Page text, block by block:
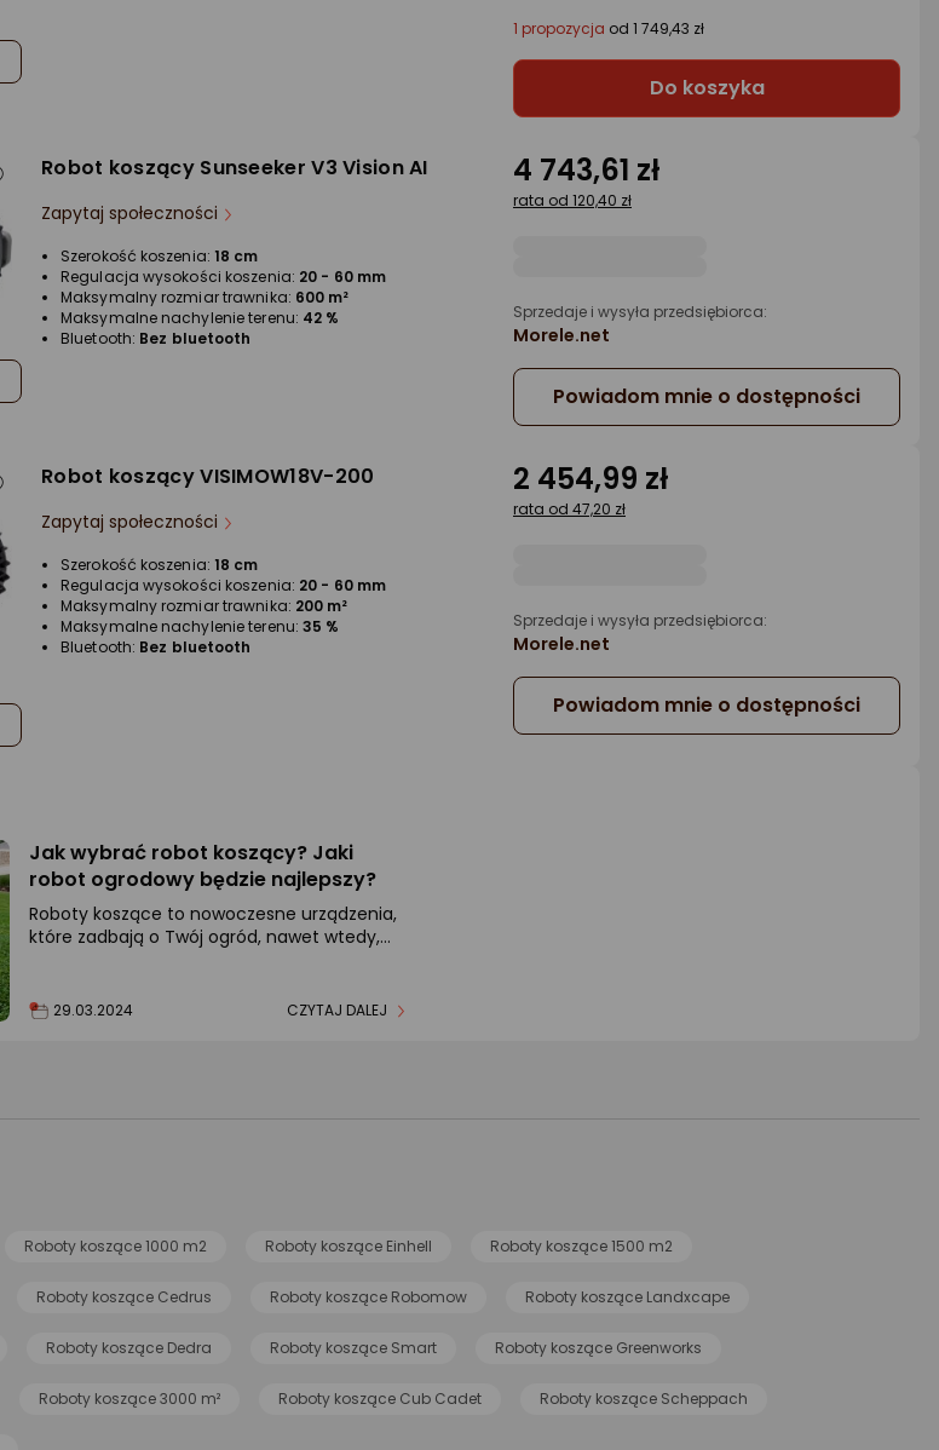
1 propozycja od 1 749,43 zł
Do koszyka
Robot koszący Sunseeker V3 Vision AI
Zapytaj społeczności
Szerokość koszenia: 18 cm
Regulacja wysokości koszenia: 20 - 60 mm
Maksymalny rozmiar trawnika: 600 m²
Maksymalne nachylenie terenu: 42 %
Bluetooth: Bez bluetooth
4 743,61 zł
rata od 120,40 zł
Sprzedaje i wysyła przedsiębiorca:
Morele.net
Powiadom mnie o dostępności
Robot koszący VISIMOW18V-200
Zapytaj społeczności
Szerokość koszenia: 18 cm
Regulacja wysokości koszenia: 20 - 60 mm
Maksymalny rozmiar trawnika: 200 m²
Maksymalne nachylenie terenu: 35 %
Bluetooth: Bez bluetooth
2 454,99 zł
rata od 47,20 zł
Sprzedaje i wysyła przedsiębiorca:
Morele.net
Powiadom mnie o dostępności
Jak wybrać robot koszący? Jaki
robot ogrodowy będzie najlepszy?
Roboty koszące to nowoczesne urządzenia,
które zadbają o Twój ogród, nawet wtedy,
29.03.2024 CZYTAJ DALEJ
Roboty koszące 1000 m2 Roboty koszące Einhell Roboty koszące 1500 m2
Roboty koszące Cedrus Roboty koszące Robomow Roboty koszące Landxcape
Roboty koszące Dedra Roboty koszące Smart Roboty koszące Greenworks
Roboty koszące 3000 m² Roboty koszące Cub Cadet Roboty koszące Scheppach